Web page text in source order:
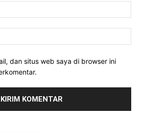
dan situs web saya di browser ini